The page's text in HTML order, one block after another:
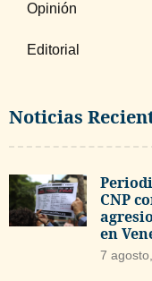
Opinión
Editorial
Noticias
CNP
en
7